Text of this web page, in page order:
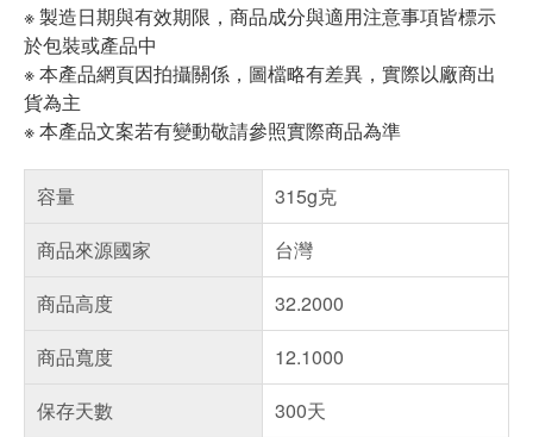
※ 製造日期與有效期限，商品成分與適用注意事項皆標示
於包裝或產品中
※ 本產品網頁因拍攝關係，圖檔略有差異，實際以廠商出
貨為主
※ 本產品文案若有變動敬請參照實際商品為準
容量
315g克
商品來源國家
台灣
商品高度
32.2000
商品寬度
12.1000
保存天數
300天